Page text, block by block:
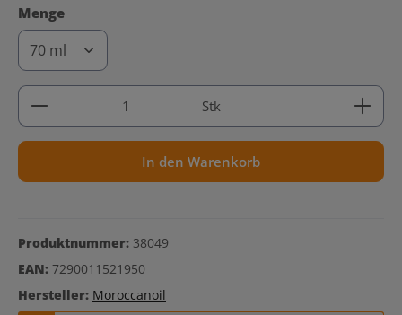
Mengeauswählen
Produkt Anzahl: Gib den gewünschten Wert ein
Stk
In den Warenkorb
Produktnummer: 38049
EAN: 7290011521950
Hersteller: Moroccanoil